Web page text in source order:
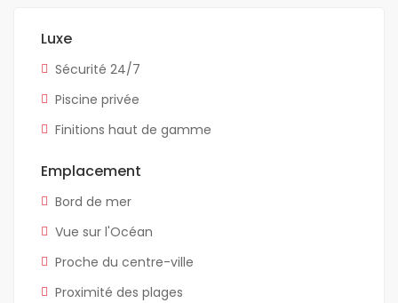
Luxe
Sécurité 24/7
Piscine privée
Finitions haut de gamme
Emplacement
Bord de mer
Vue sur l'Océan
Proche du centre-ville
Proximité des plages